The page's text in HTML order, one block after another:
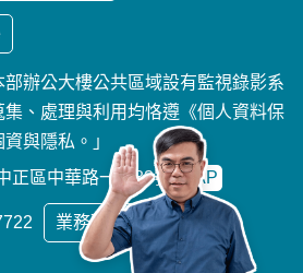
部辦公大樓公共區域設有監視錄影系
、處理與利用均恪遵《個人資料保
與隱私。」
正區中華路一段83號 MAP
業務聯繫窗口